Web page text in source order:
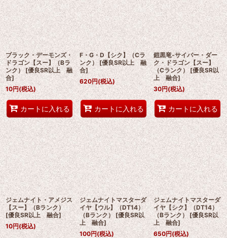
ブラック・デーモンズ・
ドラゴン【スー】（Bラ
ンク） [優良SR以上 融
合]
10円(税込)
カートに入れる
F・G・D【シク】（Cラ
ンク） [優良SR以上 融
合]
620円(税込)
カートに入れる
鎧黒竜-サイバー・ダー
ク・ドラゴン【スー】
（Cランク） [優良SR以
上 融合]
30円(税込)
カートに入れる
ジェムナイト・アメジス
【スー】（Bランク）
[優良SR以上 融合]
10円(税込)
ジェムナイトマスターダ
イヤ【ウル】（DT14）
（Bランク） [優良SR以
上 融合]
100円(税込)
ジェムナイトマスターダ
イヤ【シク】（DT14）
（Bランク） [優良SR以
上 融合]
650円(税込)